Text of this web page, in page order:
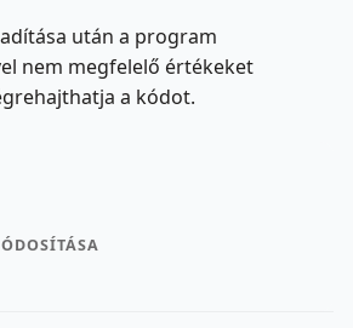
után a program
nem megfelelő értékeket
a kódot.